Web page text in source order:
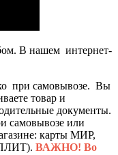
В нашем интернет-
при самовывозе. Вы
товар и
документы.
самовывозе или
карты МИР,
ВАЖНО! Во